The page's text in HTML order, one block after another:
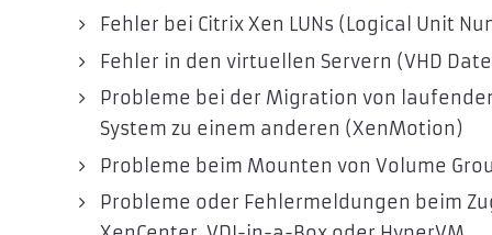
Fehler bei Citrix Xen LUNs (Logical Unit
Fehler in den virtuellen Servern (VHD
Probleme bei der Migration von
System zu einem anderen (XenMotion)
Probleme beim Mounten von Volume
Probleme oder Fehlermeldungen beim